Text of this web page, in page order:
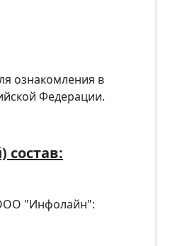
ознакомления в
Федерации.
состав:
"Инфолайн":